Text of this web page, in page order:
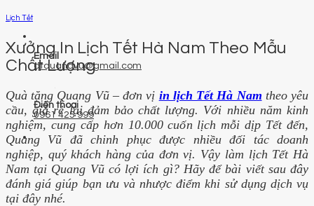
Email
qtquangvu@gmail.com
Điện thoại
0961 425 999
Lịch Tết
Xưởng In Lịch Tết Hà Nam Theo Mẫu
Chất Lượng
Quà tặng Quang Vũ – đơn vị in lịch Tết Hà Nam theo yêu
cầu, giá rẻ lại đảm bảo chất lượng. Với nhiều năm kinh
nghiệm, cung cấp hơn 10.000 cuốn lịch mỗi dịp Tết đến,
Quang Vũ đã chinh phục được nhiều đối tác doanh
nghiệp, quý khách hàng của đơn vị. Vậy làm lịch Tết Hà
Nam tại Quang Vũ có lợi ích gì? Hãy để bài viết sau đây
đánh giá giúp bạn ưu và nhược điểm khi sử dụng dịch vụ
tại đây nhé.